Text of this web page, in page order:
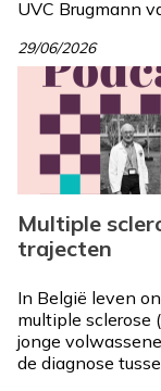
UVC Brugmann
29/06/2026
Multiple
trajecten
In België leven
multiple sclerose
jonge
de diagnose